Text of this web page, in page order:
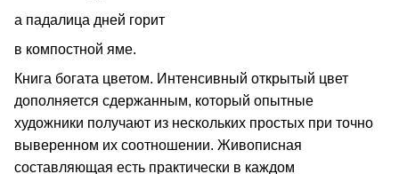
а падалица дней горит
в компостной яме.
Книга богата цветом. Интенсивный открытый цвет
дополняется сдержанным, который опытные
художники получают из нескольких простых при точно
выверенном их соотношении. Живописная
составляющая есть практически в каждом